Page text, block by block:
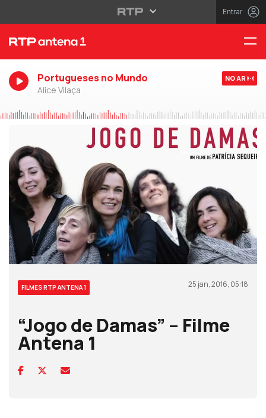
Entrar
Portugueses no Mundo
Alice Vilaça
NO AR
FILMES RTP ANTENA 1 25 jan, 2016, 05:18
“Jogo de Damas” – Filme
Antena 1